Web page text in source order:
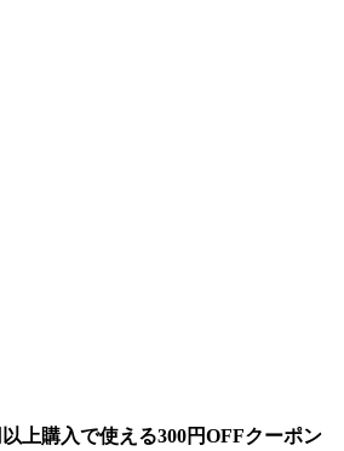
上購入で使える300円OFFクーポン